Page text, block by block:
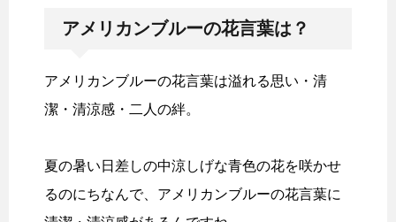
アメリカンブルーの花言葉は？
アメリカンブルーの花言葉は溢れる思い・清
潔・清涼感・二人の絆。
夏の暑い日差しの中涼しげな青色の花を咲かせ
るのにちなんで、アメリカンブルーの花言葉に